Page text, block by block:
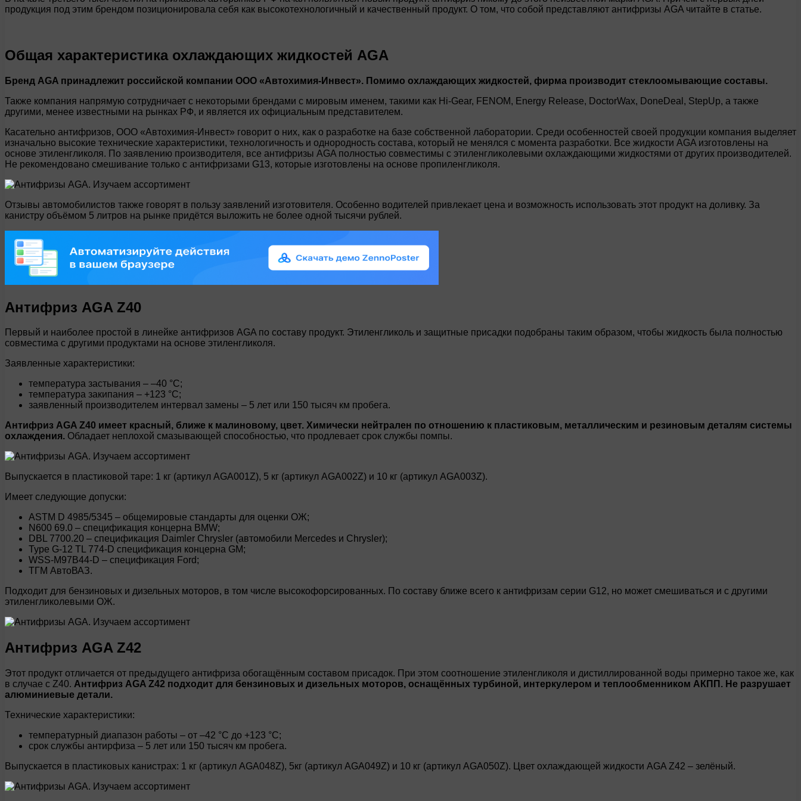
продукция под этим брендом позиционировала себя как высокотехнологичный и качественный продукт. О том, что собой представляют антифризы AGA читайте в статье.
Общая характеристика охлаждающих жидкостей AGA
Бренд AGA принадлежит российской компании ООО «Автохимия-Инвест». Помимо охлаждающих жидкостей, фирма производит стеклоомывающие составы.
Также компания напрямую сотрудничает с некоторыми брендами с мировым именем, такими как Hi-Gear, FENOM, Energy Release, DoctorWax, DoneDeal, StepUp, а также
другими, менее известными на рынках РФ, и является их официальным представителем.
Касательно антифризов, ООО «Автохимия-Инвест» говорит о них, как о разработке на базе собственной лаборатории. Среди особенностей своей продукции компания выделяет
изначально высокие технические характеристики, технологичность и однородность состава, который не менялся с момента разработки. Все жидкости AGA изготовлены на
основе этиленгликоля. По заявлению производителя, все антифризы AGA полностью совместимы с этиленгликолевыми охлаждающими жидкостями от других производителей.
Не рекомендовано смешивание только с антифризами G13, которые изготовлены на основе пропиленгликоля.
Отзывы автомобилистов также говорят в пользу заявлений изготовителя. Особенно водителей привлекает цена и возможность использовать этот продукт на доливку. За
канистру объёмом 5 литров на рынке придётся выложить не более одной тысячи рублей.
Антифриз AGA Z40
Первый и наиболее простой в линейке антифризов AGA по составу продукт. Этиленгликоль и защитные присадки подобраны таким образом, чтобы жидкость была полностью
совместима с другими продуктами на основе этиленгликоля.
Заявленные характеристики:
температура застывания – –40 °C;
температура закипания – +123 °C;
заявленный производителем интервал замены – 5 лет или 150 тысяч км пробега.
Антифриз AGA Z40 имеет красный, ближе к малиновому, цвет. Химически нейтрален по отношению к пластиковым, металлическим и резиновым деталям системы
охлаждения. Обладает неплохой смазывающей способностью, что продлевает срок службы помпы.
Выпускается в пластиковой таре: 1 кг (артикул AGA001Z), 5 кг (артикул AGA002Z) и 10 кг (артикул AGA003Z).
Имеет следующие допуски:
ASTM D 4985/5345 – общемировые стандарты для оценки ОЖ;
N600 69.0 – спецификация концерна BMW;
DBL 7700.20 – спецификация Daimler Chrysler (автомобили Mercedes и Chrysler);
Type G-12 TL 774-D спецификация концерна GM;
WSS-M97B44-D – спецификация Ford;
ТГМ АвтоВАЗ.
Подходит для бензиновых и дизельных моторов, в том числе высокофорсированных. По составу ближе всего к антифризам серии G12, но может смешиваться и с другими
этиленгликолевыми ОЖ.
Антифриз AGA Z42
Этот продукт отличается от предыдущего антифриза обогащённым составом присадок. При этом соотношение этиленгликоля и дистиллированной воды примерно такое же, как
в случае с Z40. Антифриз AGA Z42 подходит для бензиновых и дизельных моторов, оснащённых турбиной, интеркулером и теплообменником АКПП. Не разрушает
алюминиевые детали.
Технические характеристики:
температурный диапазон работы – от –42 °C до +123 °C;
срок службы антирфиза – 5 лет или 150 тысяч км пробега.
Выпускается в пластиковых канистрах: 1 кг (артикул AGA048Z), 5кг (артикул AGA049Z) и 10 кг (артикул AGA050Z). Цвет охлаждающей жидкости AGA Z42 – зелёный.